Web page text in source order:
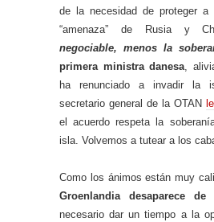
de la necesidad de proteger a
“amenaza” de Rusia y
negociable, menos la
primera ministra danesa,
ha renunciado a invadir la
secretario general de la OTAN
el acuerdo respeta la
isla. Volvemos a tutear a los
Como los ánimos están muy
Groenlandia desaparece
necesario dar un tiempo a la